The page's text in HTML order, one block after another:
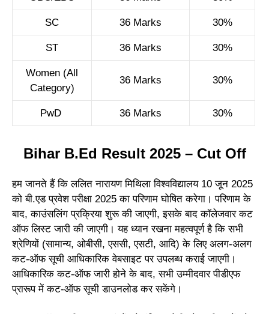
SC 36 Marks 30%
ST 36 Marks 30%
Women (All
Category)
36 Marks 30%
PwD 36 Marks 30%
Bihar B.Ed Result 2025 – Cut Off
हम जानते हैं कि ललित नारायण मिथिला विश्वविद्यालय 10 जून 2025
को बी.एड प्रवेश परीक्षा 2025 का परिणाम घोषित करेगा। परिणाम के
बाद, काउंसलिंग प्रक्रिया शुरू की जाएगी, इसके बाद कॉलेजवार कट
ऑफ लिस्ट जारी की जाएगी। यह ध्यान रखना महत्वपूर्ण है कि सभी
श्रेणियों (सामान्य, ओबीसी, एससी, एसटी, आदि) के लिए अलग-अलग
कट-ऑफ सूची आधिकारिक वेबसाइट पर उपलब्ध कराई जाएगी।
आधिकारिक कट-ऑफ जारी होने के बाद, सभी उम्मीदवार पीडीएफ
प्रारूप में कट-ऑफ सूची डाउनलोड कर सकेंगे।